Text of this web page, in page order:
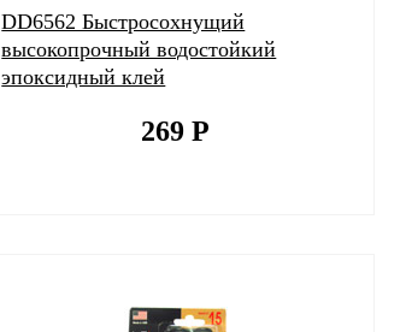
DD6562 Быстросохнущий
высокопрочный водостойкий
эпоксидный клей
269Р